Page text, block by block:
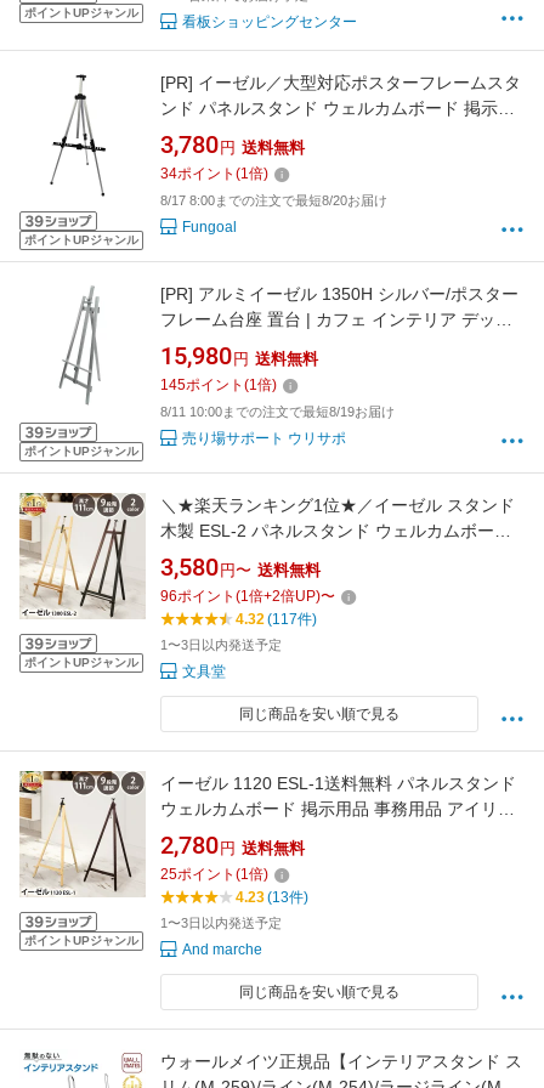
ポイントUPジャンル
看板ショッピングセンター
ポイントUPジャンル
[PR] イーゼル／大型対応ポスターフレームスタ
ンド パネルスタンド ウェルカムボード 掲示用
品 事務用品 絵画 額縁 ポスター 写真 看板 三脚
店舗 ディスプレイ 送料無料
3,780 円 送料無料
34ポイント (1倍)
8/17 8:00までの注文で最短8/20お届け
Fungoal
ポイントUPジャンル
[PR] アルミイーゼル 1350H シルバー/ポスター
フレーム台座 置台 | カフェ インテリア デッサ
ン 美術 雑貨店 飲食店 メニュー ブラックボード
黒板 【代引きOK(個人宅配除く)】
15,980 円 送料無料
145ポイント (1倍)
8/11 10:00までの注文で最短8/19お届け
売り場サポート ウリサポ
ポイントUPジャンル
＼★楽天ランキング1位★／イーゼル スタンド
木製 ESL-2 パネルスタンド ウェルカムボード
ウェディング メニューボード 美術 芸術 スケッ
チ デッサン 看板 店舗 オフィス 会社 学校 教室
カフェ 事務用品 おしゃれ アイリスオーヤマ
3,580 円〜 送料無料
96ポイント (1倍+2倍UP)〜
4.32(117件)
1〜3日以内発送予定
文具堂
同じ商品を安い順で見る
ポイントUPジャンル
イーゼル 1120 ESL-1送料無料 パネルスタンド
ウェルカムボード 掲示用品 事務用品 アイリス
オーヤマ パネル 絵 画 額縁 スタンド ポスター
写真 看板 三脚 ウェルカムボード 立てる 店舗
ディスプレイ
2,780 円 送料無料
25ポイント (1倍)
4.23(13件)
1〜3日以内発送予定
And marche
同じ商品を安い順で見る
ウォールメイツ正規品【インテリアスタンド ス